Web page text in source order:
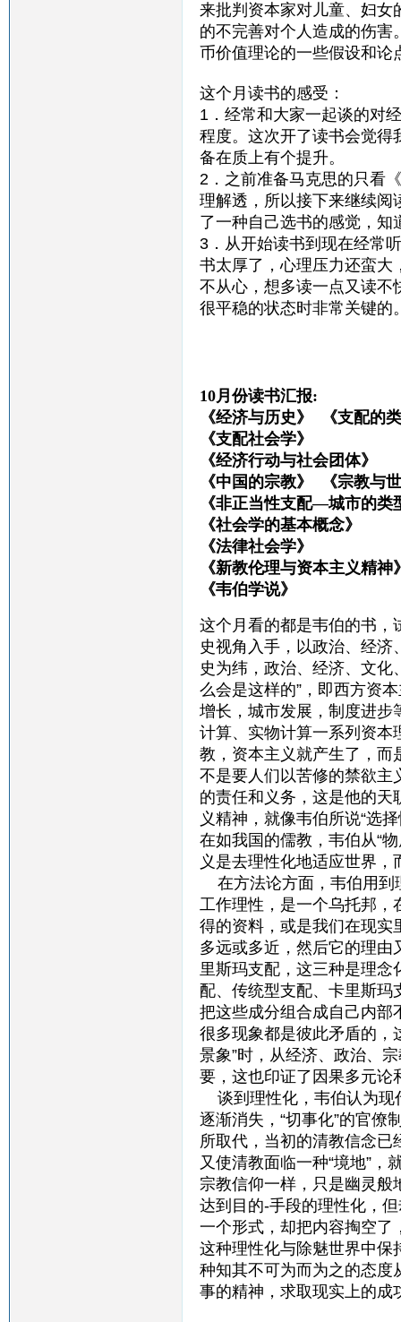
来批判资本家对儿童、妇女
的不完善对个人造成的伤害
币价值理论的一些假设和论
这个月读书的感受：
1．经常和大家一起谈的对
程度。这次开了读书会觉得
备在质上有个提升。
2．之前准备马克思的只看
理解透，所以接下来继续阅
了一种自己选书的感觉，知
3．从开始读书到现在经常
书太厚了，心理压力还蛮大
不从心，想多读一点又读不
很平稳的状态时非常关键的
10月份读书汇报:
《经济与历史》 《支配
《支配社会学》
《经济行动与社会团
《中国的宗教》 《宗教
《非正当性支配—城市的
《社会学的基本概
《法律社会学》
《新教伦理与资本主义
《韦伯学说》 顾
这个月看的都是韦伯的书，
史视角入手，以政治、经
史为纬，政治、经济、文化
么会是这样的”，即西方资
增长，城市发展，制度进步
计算、实物计算一系列资本
教，资本主义就产生了，而
不是要人们以苦修的禁欲主
的责任和义务，这是他的天
义精神，就像韦伯所说“选
在如我国的儒教，韦伯从“
义是去理性化地适应世界
在方法论方面，韦伯用到
工作理性，是一个乌托邦，
得的资料，或是我们在现实
多远或多近，然后它的理由
里斯玛支配，这三种是理
配、传统型支配、卡里斯玛
把这些成分组合成自己内部
很多现象都是彼此矛盾的，
景象”时，从经济、政治、
要，这也印证了因果多元论
谈到理性化，韦伯认为现
逐渐消失，“切事化”的官僚
所取代，当初的清教信念已
又使清教面临一种“境地”，
宗教信仰一样，只是幽灵般
达到目的-手段的理性化，
一个形式，却把内容掏空了
这种理性化与除魅世界中保
种知其不可为而为之的态度
事的精神，求取现实上的成